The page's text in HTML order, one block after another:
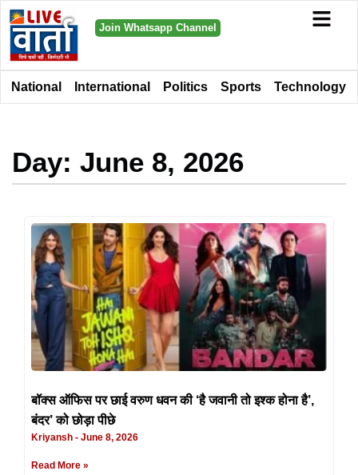
Join Whatsapp Channel
National International Politics Sports Technology
Day: June 8, 2026
बॉक्स ऑफिस पर छाई वरुण धवन की ‘है जवानी तो इश्क होना है’,
बंदर’ को छोड़ा पीछे
Kriyansh June 8, 2026
Read More »